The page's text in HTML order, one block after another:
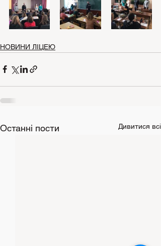
НОВИНИ ЛІЦЕЮ
Останні пости Дивитися всі